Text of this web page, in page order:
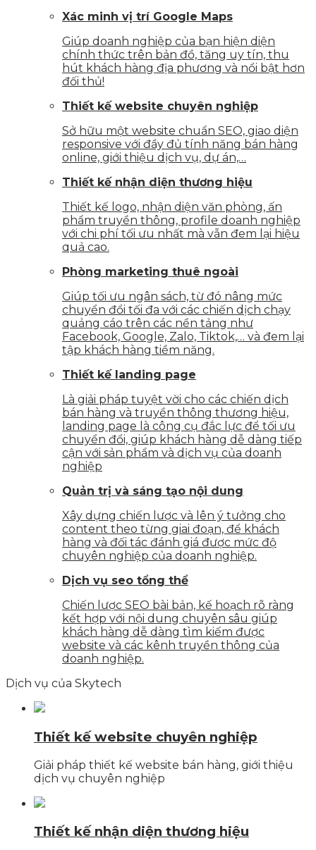
Xác minh vị trí Google Maps
Giúp doanh nghiệp của bạn hiện diện
chính thức trên bản đồ, tăng uy tín, thu
hút khách hàng địa phương và nổi bật hơn
đối thủ!
Thiết kế website chuyên nghiệp
Sở hữu một website chuẩn SEO, giao diện
responsive với đầy đủ tính năng bán hàng
online, giới thiệu dịch vụ, dự án,…
Thiết kế nhận diện thương hiệu
Thiết kế logo, nhận diện văn phòng, ấn
phẩm truyền thông, profile doanh nghiệp
với chi phí tối ưu nhất mà vẫn đem lại hiệu
quả cao.
Phòng marketing thuê ngoài
Giúp tối ưu ngân sách, từ đó nâng mức
chuyển đổi tối đa với các chiến dịch chạy
quảng cáo trên các nền tảng như
Facebook, Google, Zalo, Tiktok,… và đem lại
tập khách hàng tiềm năng.
Thiết kế landing page
Là giải pháp tuyệt vời cho các chiến dịch
bán hàng và truyền thông thương hiệu,
landing page là công cụ đắc lực để tối ưu
chuyển đổi, giúp khách hàng dễ dàng tiếp
cận với sản phẩm và dịch vụ của doanh
nghiệp
Quản trị và sáng tạo nội dung
Xây dựng chiến lược và lên ý tưởng cho
content theo từng giai đoạn, để khách
hàng và đối tác đánh giá được mức độ
chuyên nghiệp của doanh nghiệp.
Dịch vụ seo tổng thể
Chiến lược SEO bài bản, kế hoạch rõ ràng
kết hợp với nội dung chuyên sâu giúp
khách hàng dễ dàng tìm kiếm được
website và các kênh truyền thông của
doanh nghiệp.
Dịch vụ của Skytech
Thiết kế website chuyên nghiệp
Giải pháp thiết kế website bán hàng, giới thiệu
dịch vụ chuyên nghiệp
Thiết kế nhận diện thương hiệu